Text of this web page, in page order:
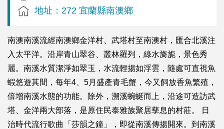
地址：272 宜蘭縣南澳鄉
南澳南溪流經南澳鄉金洋村、武塔村至南澳村，匯合北溪注
入太平洋。沿岸青山翠谷、叢林羅列，綠水旖旎，景色秀
麗。南溪水質潔淨如翠玉，水流輕揚如浮雲，隨處可直視魚
蝦悠遊其間，每年4、5月盛產青毛蟹，今又飼放香魚繁殖，
倍增南溪水態的功能。除外，溯溪蜿蜒而上，沿途可造訪武
塔、金洋兩大部落，是原住民泰雅族聚居孳息的村莊。 日
治時代流行歌曲「莎韻之鐘」，即從南溪傳揚開來。到南溪